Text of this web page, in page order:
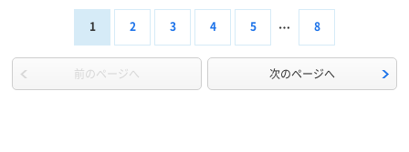
1 2 3 4 5 8
前のページへ 次のページへ